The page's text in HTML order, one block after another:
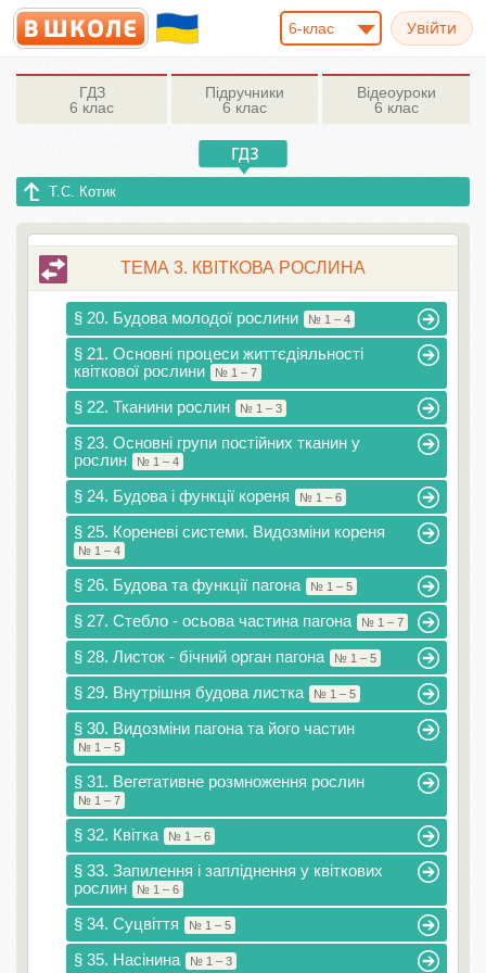
6-клас
ГДЗ
6 клас
Підручники
6 клас
Відеоуроки
6 клас
Т.С. Котик
ТЕМА 3. КВІТКОВА РОСЛИНА
§ 20. Будова молодої рослини № 1 – 4
§ 21. Основні процеси життєдіяльності
квіткової рослини
№ 1 – 7
§ 22. Тканини рослин № 1 – 3
§ 23. Основні групи постійних тканин у
рослин
№ 1 – 4
§ 24. Будова і функції кореня № 1 – 6
§ 25. Кореневі системи. Видозміни кореня
№ 1 – 4
§ 26. Будова та функції пагона № 1 – 5
§ 27. Стебло - осьова частина пагона № 1 – 7
§ 28. Листок - бічний орган пагона № 1 – 5
§ 29. Внутрішня будова листка № 1 – 5
§ 30. Видозміни пагона та його частин
№ 1 – 5
§ 31. Вегетативне розмноження рослин
№ 1 – 7
§ 32. Квітка № 1 – 6
§ 33. Запилення і запліднення у квіткових
рослин
№ 1 – 6
§ 34. Суцвіття № 1 – 5
§ 35. Насінина № 1 – 3